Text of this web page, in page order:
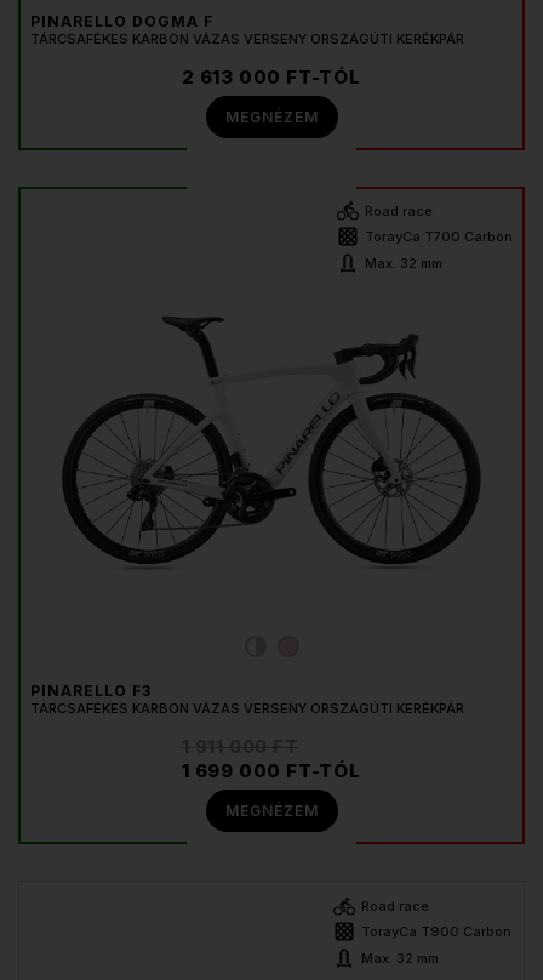
PINARELLO DOGMA F
TÁRCSAFÉKES KARBON VÁZAS VERSENY ORSZÁGÚTI KERÉKPÁR
2 613 000 FT-TÓL
MEGNÉZEM
Road race
TorayCa T700 Carbon
Max. 32 mm
PINARELLO F3
TÁRCSAFÉKES KARBON VÁZAS VERSENY ORSZÁGÚTI KERÉKPÁR
1 699 000 FT-TÓL
MEGNÉZEM
Road race
TorayCa T900 Carbon
Max. 32 mm